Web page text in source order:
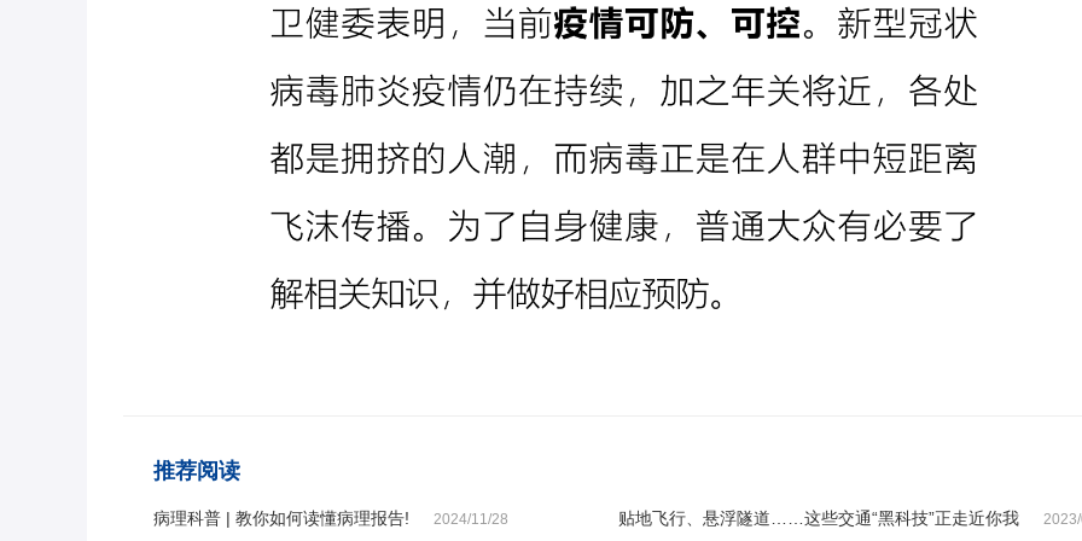
推荐阅读
病理科普 | 教你如何读懂病理报告! 2024/11/28 贴地飞行、悬浮隧道……这些交通“黑科技”正走近你我